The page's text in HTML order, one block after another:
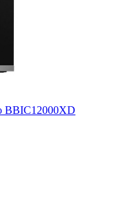
BBIC12000XD